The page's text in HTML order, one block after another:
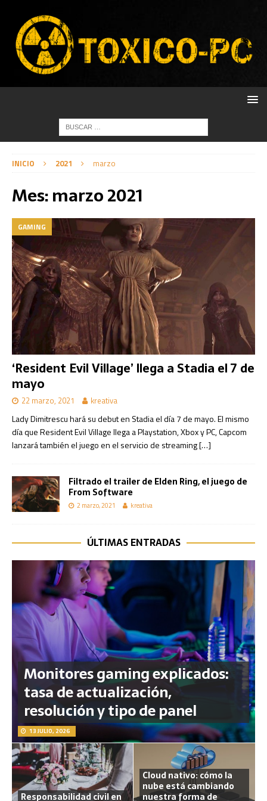
INICIO 2021 marzo
Mes:marzo 2021
GAMING
‘Resident Evil Village’ llega a Stadia el 7 de
mayo
22 marzo, 2021 kreativa
Lady Dimitrescu hará su debut en Stadia el día 7 de mayo. El mismo
día que Resident Evil Village llega a Playstation, Xbox y PC, Capcom
lanzará también el juego en el servicio de streaming[…]
Filtrado el trailer de Elden Ring, el juego de
From Software
2 marzo, 2021 kreativa
ÚLTIMAS ENTRADAS
Monitores gaming explicados:
tasa de actualización,
resolución y tipo de panel
13 JULIO, 2026
Responsabilidad civil en
Cloud nativo: cómo la
nube está cambiando
nuestra forma de